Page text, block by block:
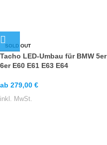
SOLD OUT
Tacho LED-Umbau für BMW 5er
6er E60 E61 E63 E64
ab 279,00 €
inkl. MwSt.